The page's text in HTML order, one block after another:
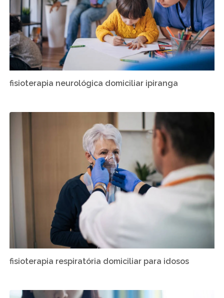
fisioterapia neurológica domiciliar ipiranga
fisioterapia respiratória domiciliar para idosos